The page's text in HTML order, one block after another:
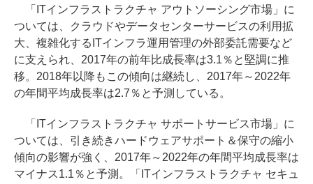
「ITインフラストラクチャ アウトソーシング市場」に
ついては、クラウドやデータセンターサービスの利用拡
大、複雑化するITインフラ運用管理の外部委託需要など
に支えられ、2017年の前年比成長率は3.1％と堅調に推
移。2018年以降もこの傾向は継続し、2017年～2022年
の年間平均成長率は2.7％と予測している。
「ITインフラストラクチャ サポートサービス市場」に
ついては、引き続きハードウェアサポート＆保守の縮小
傾向の影響が強く、2017年～2022年の年間平均成長率は
マイナス1.1％と予測。「ITインフラストラクチャ セキュ